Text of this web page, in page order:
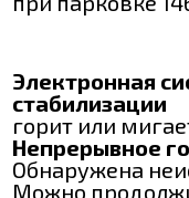
Электронная
стабилизации
горит или
Непрерывное
Обнаружена
Можно